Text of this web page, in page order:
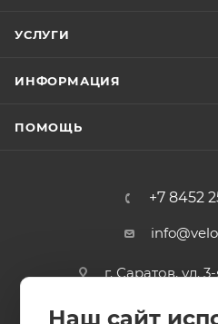
УСЛУГИ
ИНФОРМАЦИЯ
ПОМОЩЬ
+7 8452
г. Саратов, ул.
Наш сайт